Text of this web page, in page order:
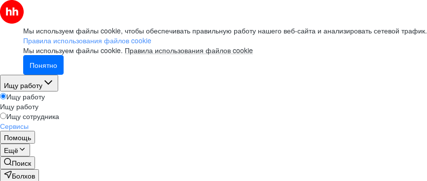
Мы используем файлы cookie, чтобы обеспечивать правильную работу нашего веб-сайта и анализировать сетевой трафик.
Правила использования файлов cookie
Мы используем файлы cookie. Правила использования файлов cookie
Понятно
Ищу работу
Ищу работу
Ищу работу
Ищу сотрудника
Сервисы
Помощь
Ещё
Поиск
Болхов